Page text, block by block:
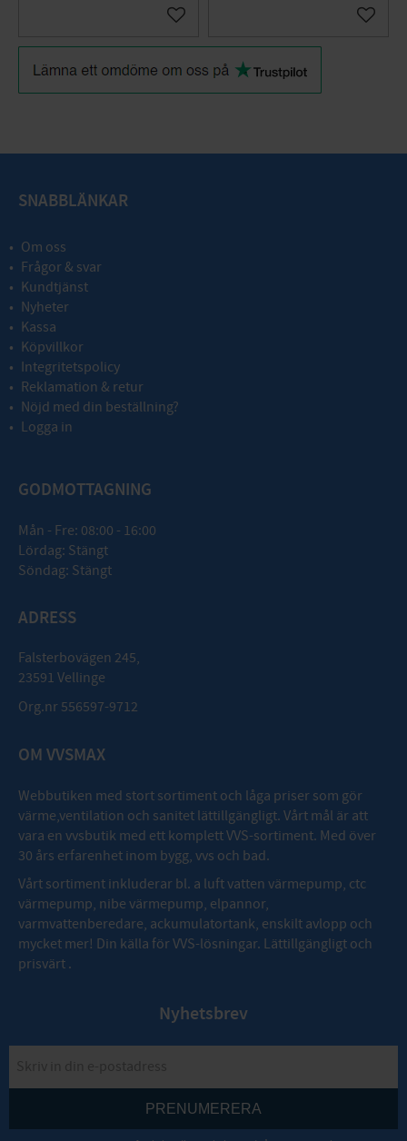
Lägg till i favoriter Lägg
SNABBLÄNKAR
Om oss
Frågor & svar
Kundtjänst
Nyheter
Kassa
Köpvillkor
Integritetspolicy
Reklamation & retur
Nöjd med din beställning?
Logga in
GODMOTTAGNING
Mån - Fre: 08:00 - 16:00
Lördag: Stängt
Söndag: Stängt
ADRESS
Falsterbovägen 245,
23591 Vellinge
Org.nr 556597-9712
OM VVSMAX
Webbutiken med stort sortiment och låga priser som gör
värme,ventilation och sanitet lättillgängligt. Vårt mål är att
vara en vvsbutik med ett komplett VVS-sortiment. Med över
30 års erfarenhet inom bygg, vvs och bad.
Vårt sortiment inkluderar bl. a luft vatten värmepump, ctc
värmepump, nibe värmepump, elpannor,
varmvattenberedare, ackumulatortank, enskilt avlopp och
mycket mer! Din källa för VVS-lösningar. Lättillgängligt och
prisvärt .
Nyhetsbrev
PRENUMERERA